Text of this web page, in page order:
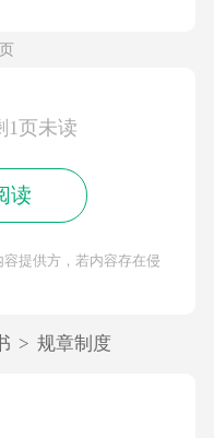
1页未读
读
提供方，若内容存在侵
> 规章制度